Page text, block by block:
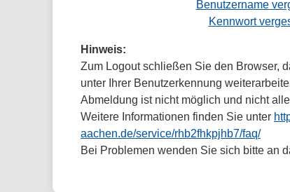
Benutzername
Kennwort
Hinweis:
Zum Logout schließen Sie den Browser,
unter Ihrer Benutzerkennung
Abmeldung ist nicht möglich und nicht
Weitere Informationen finden Sie unter
aachen.de/service/rhb2fhkpjhb7/faq/
Bei Problemen wenden Sie sich bitte an